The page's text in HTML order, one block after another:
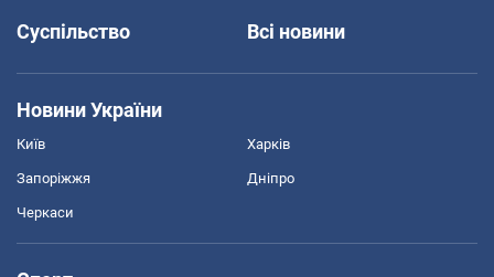
Суспільство
Всі новини
Новини України
Київ Харків
Запоріжжя Дніпро
Черкаси